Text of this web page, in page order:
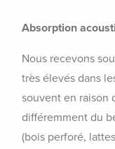
Absorption
Nous recevons
très élevés dans
souvent en raison
différemment du
(bois perforé,